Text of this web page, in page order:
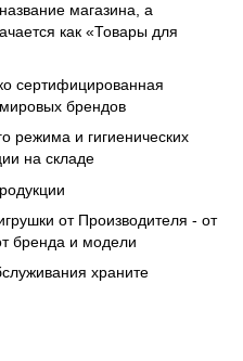
магазина, а
как «Товары для
сертифицированная
брендов
режима и гигиенических
на складе
от Производителя - от
бренда и модели
храните